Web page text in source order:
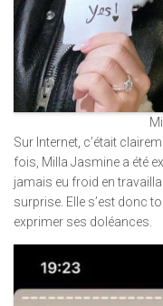
Sur Internet, c’était
fois, Milla Jasmine a été
jamais eu froid en
surprise. Elle s’est donc
exprimer ses doléances.